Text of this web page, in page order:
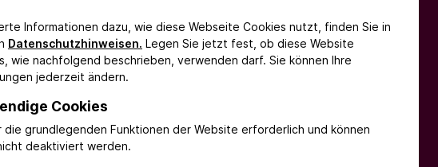
Informationen dazu, wie diese Webseite Cookies nutzt, finden Sie in
Datenschutzhinweisen. Legen Sie jetzt fest, ob diese Website
wie nachfolgend beschrieben, verwenden darf. Sie können Ihre
jederzeit ändern.
Cookies
die grundlegenden Funktionen der Website erforderlich und können
deaktiviert werden.
Besuch